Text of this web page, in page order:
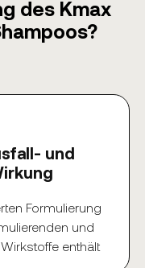
des Kmax
und
Formulierung
und
enthält